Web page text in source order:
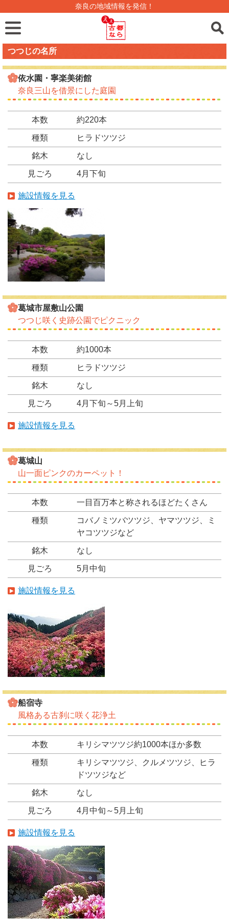
奈良の地域情報を発信！
つつじの名所
依水園・寧楽美術館
奈良三山を借景にした庭園
本数 約220本
種類 ヒラドツツジ
銘木 なし
見ごろ 4月下旬
施設情報を見る
葛城市屋敷山公園
つつじ咲く史跡公園でピクニック
本数 約1000本
種類 ヒラドツツジ
銘木 なし
見ごろ 4月下旬～5月上旬
施設情報を見る
葛城山
山一面ピンクのカーペット！
本数 一目百万本と称されるほどたくさん
種類
コバノミツバツツジ、ヤマツツジ、ミ
ヤコツツジなど
銘木 なし
見ごろ 5月中旬
施設情報を見る
船宿寺
風格ある古刹に咲く花浄土
本数 キリシマツツジ約1000本ほか多数
種類
キリシマツツジ、クルメツツジ、ヒラ
ドツツジなど
銘木 なし
見ごろ 4月中旬～5月上旬
施設情報を見る